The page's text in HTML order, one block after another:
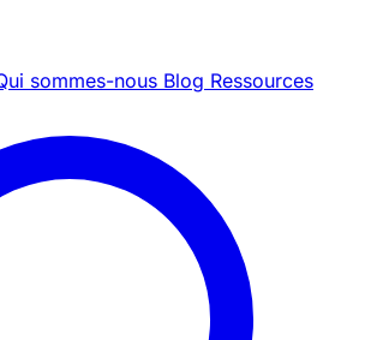
sommes-nous Blog Ressources